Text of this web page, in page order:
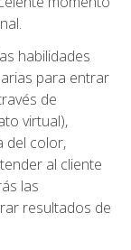
habilidades
para entrar
de
virtual),
del color,
al cliente
las
resultados de